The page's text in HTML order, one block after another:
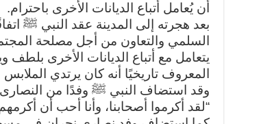
أن يُعامل أتباع الديانات الأخرى باحترام.
بعد هجرته إلى المدينة عقد النبي ﷺ
السلمي والتعاون من أجل مصلحة
يتعامل مع أتباع الديانات الأخرى بلطف
المعروف تاريخيًا أنه كان يرتدي
وقد استضاف النبي ﷺ وفدًا من
“لقد أكرموا أصحابنا، وأنا أحب أن